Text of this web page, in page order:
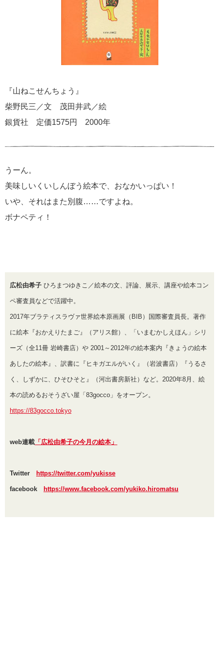
『山ねこせんちょう』
柴野民三／文 茂田井武／絵
銀貨社 定価1575円 2000年
うーん。
美味しいくいしんぼう絵本で、おなかいっぱい！
いや、それはまた別腹……ですよね。
ボナペティ！
広松由希子 ひろまつゆきこ／絵本の文、評論、展示、講座や絵本コン
ペ審査員などで活躍中。
2017年ブラティスラヴァ世界絵本原画展（BIB）国際審査員長。著作
に絵本『おかえりたまご』（アリス館）、「いまむかしえほん」シリ
ーズ（全11冊 岩崎書店）や 2001～2012年の絵本案内『きょうの絵本
あしたの絵本』、訳書に『ヒキガエルがいく』（岩波書店）『うるさ
く、しずかに、ひそひそと』（河出書房新社）など。2020年8月、絵
本の読めるおそうざい屋「83gocco」をオープン。
https://83gocco.tokyo
web連載 「広松由希子の今月の絵本」
Twitter https://twitter.com/yukisse
facebook https://www.facebook.com/yukiko.hiromatsu